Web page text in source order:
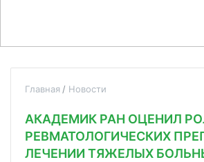
Главная Новости
АКАДЕМИК РАН ОЦЕНИЛ
РЕВМАТОЛОГИЧЕСКИХ
ЛЕЧЕНИИ ТЯЖЕЛЫХ